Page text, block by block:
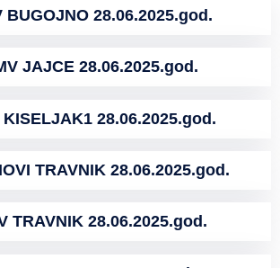
BUGOJNO 28.06.2025.god.
JAJCE 28.06.2025.god.
KISELJAK1 28.06.2025.god.
TRAVNIK 28.06.2025.god.
TRAVNIK 28.06.2025.god.